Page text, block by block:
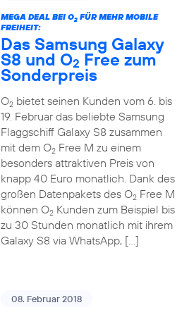
MEGA DEAL BEI O2FÜR MEHR MOBILE
FREIHEIT:
Das Samsung Galaxy
S8 und O2 Free zum
Sonderpreis
O2bietet seinen Kunden vom 6. bis
19. Februar das beliebte Samsung
Flaggschiff Galaxy S8 zusammen
mit dem O2Free M zu einem
besonders attraktiven Preis von
knapp 40 Euro monatlich. Dank des
großen Datenpakets des O2Free M
können O2Kunden zum Beispiel bis
zu 30 Stunden monatlich mit ihrem
Galaxy S8 via WhatsApp, […]
08. Februar 2018